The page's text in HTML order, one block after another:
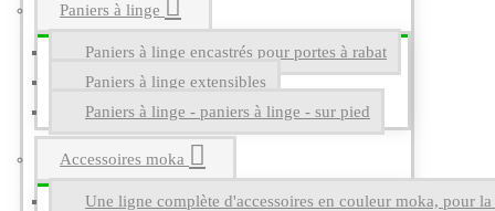
Paniers à linge
Paniers à linge encastrés pour portes à rabat
Paniers à linge extensibles
Paniers à linge - paniers à linge - sur pied
Accessoires moka
Une ligne complète d'accessoires en couleur moka, pour